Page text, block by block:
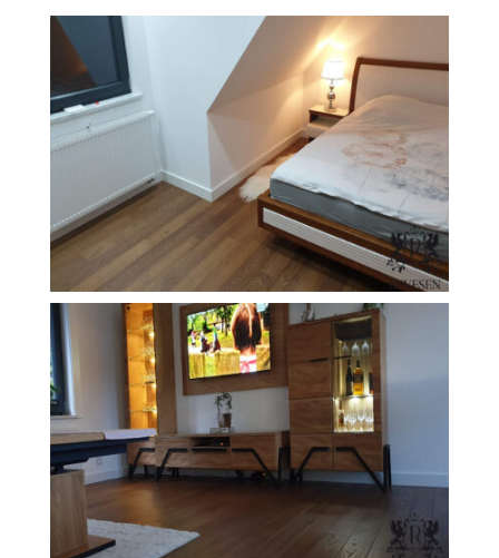
Revesen
Kolekcie
Trieda Podláh
Záštitu
Cennik
Galéria
Záruka
FILEXO